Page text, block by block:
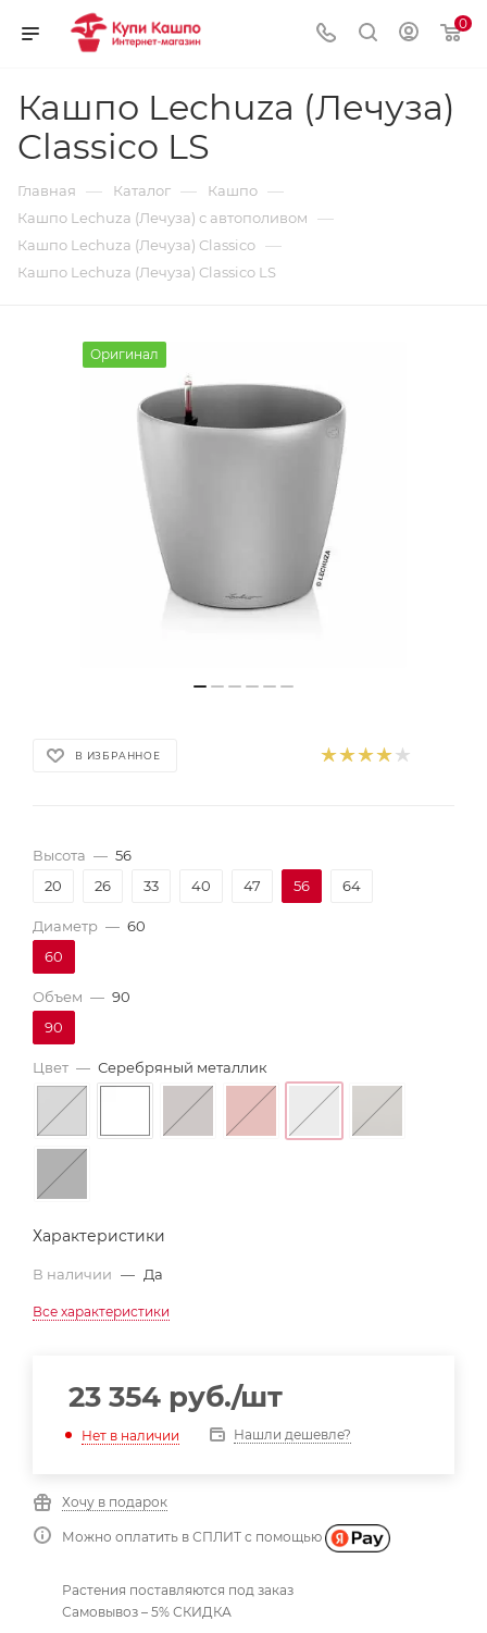
0
Кашпо Lechuza (Лечуза)
Classico LS
Главная — Каталог — Кашпо —
Кашпо Lechuza (Лечуза) с автополивом —
Кашпо Lechuza (Лечуза) Classico —
Кашпо Lechuza (Лечуза) Classico LS
Оригинал
В ИЗБРАННОЕ
Высота — 56
20
26 33 40 47 56 64
Диаметр — 60
60
Объем — 90
90
Цвет — Серебряный металлик
Характеристики
В наличии — Да
Все характеристики
23 354 руб./шт
Нет в наличии Нашли дешевле?
Хочу в подарок
Можно оплатить в СПЛИТ с помощью
Растения поставляются под заказ
Самовывоз – 5% СКИДКА